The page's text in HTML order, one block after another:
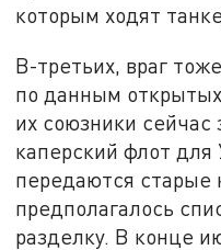
которым ходят
В-третьих, враг
по данным
их союзники сейчас
каперский флот
передаются старые
предполагалось
разделку. В конце